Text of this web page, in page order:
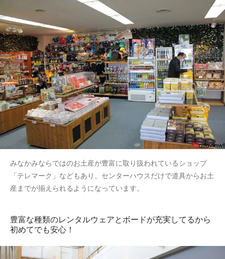
みなかみならではのお土産が豊富に取り扱われているショップ
「テレマーク」などもあり、センターハウスだけで道具からお土
産までが揃えられるようになっています。
豊富な種類のレンタルウェアとボードが充実してるから
初めてでも安心！